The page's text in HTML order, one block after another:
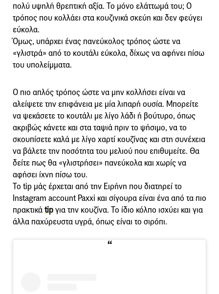
πολύ υψηλή θρεπτική αξία. Το μόνο ελάττωμά του; Ο
τρόπος που κολλάει στα κουζινικά σκεύη και δεν φεύγει
εύκολα.
Όμως, υπάρχει ένας πανεύκολος τρόπος ώστε να
«γλιστρά» από το κουτάλι εύκολα, δίχως να αφήνει πίσω
του υπολείμματα.
Ο πιο απλός τρόπος ώστε να μην κολλήσει είναι να
αλείψετε την επιφάνεια με μία λιπαρή ουσία. Μπορείτε
να ψεκάσετε το κουτάλι με λίγο λάδι ή βούτυρο, όπως
ακριβώς κάνετε και στα ταψιά πριν το ψήσιμο, να το
σκουπίσετε καλά με λίγο χαρτί κουζίνας και στη συνέχεια
να βάλετε την ποσότητα του μελιού που επιθυμείτε. Θα
δείτε πως θα «γλιστρήσει» πανεύκολα και χωρίς να
αφήσει ίχνη πίσω του.
Το tip μάς έρχεται από την Ειρήνη που διατηρεί το
Instagram account Paxxi και σίγουρα είναι ένα από τα πιο
πρακτικάtipγια την κουζίνα. Το ίδιο κόλπο ισχύει και για
άλλα παχύρευστα υγρά, όπως είναι το σιρόπι.